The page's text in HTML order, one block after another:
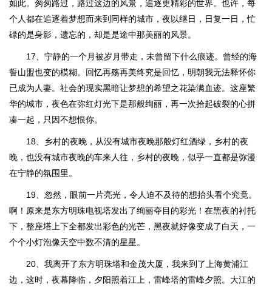
如此。匆匆路过，路过这边的风景，追逐更精彩的世界。也许，每
个人都在追逐着梦想而来到同样的城市，夜以继日，日复一日，忙
碌的是身影，遗忘的，却是是途中那美丽的风景。
17、宁静的一个月被岁月带走，未曾留下什么痕迹。曾经的海
誓山盟也变的模糊。回忆再殇再美终究是回忆，明朝我无法释怀你
已成为人妻。社会的现实黑暗让梦想的希望之花染满血迹。这座繁
华的城市，夜色在弥红灯光下是那般绚丽，再一次拾起破裂的心拼
凑一起，只因不想恨你。
18、乡村的夜晚，从没有城市夜晚那般灯红酒绿，乡村的夜
晚，也没有城市夜晚的车来人往，乡村的夜晚，似乎一直都是弥漫
在宁静的氛围里。
19、忽然，眼前一片亮光，令人迫不及待的想抬头看个究竟。
啊！原来是东方明珠电视塔发出了绚丽夺目的彩光！在黑夜的衬托
下，整座塔上下全都发出彩色的光芒，黑夜就好像变成了白天，一
个个小灯泡像天空中数不清的星星。
20、我离开了东方明珠塔和金茂大厦，我来到了上海黄浦江
边，这时，夜幕降临，夕阳照着江上，雷峰塔的雷峰夕照。大江的